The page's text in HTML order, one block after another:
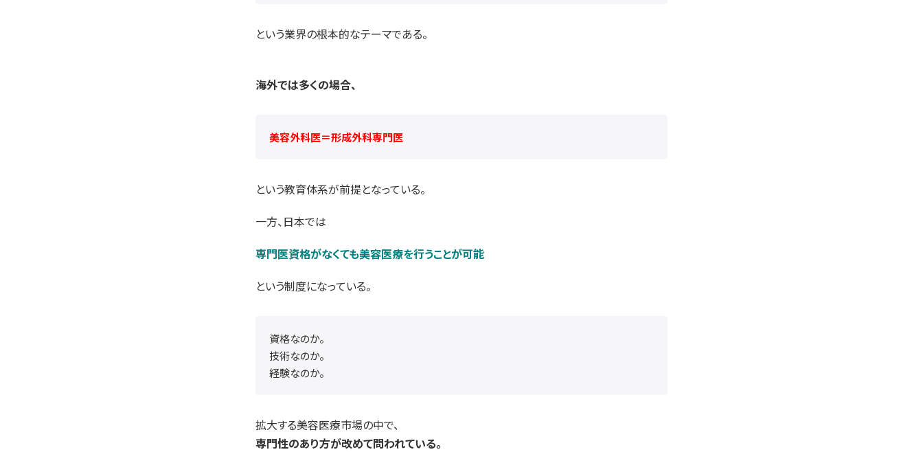
という業界の根本的なテーマである。
海外では多くの場合、
美容外科医＝形成外科専門医
という教育体系が前提となっている。
一方、日本では
専門医資格がなくても美容医療を行うことが可能
という制度になっている。
資格なのか。
技術なのか。
経験なのか。
拡大する美容医療市場の中で、
専門性のあり方が改めて問われている。